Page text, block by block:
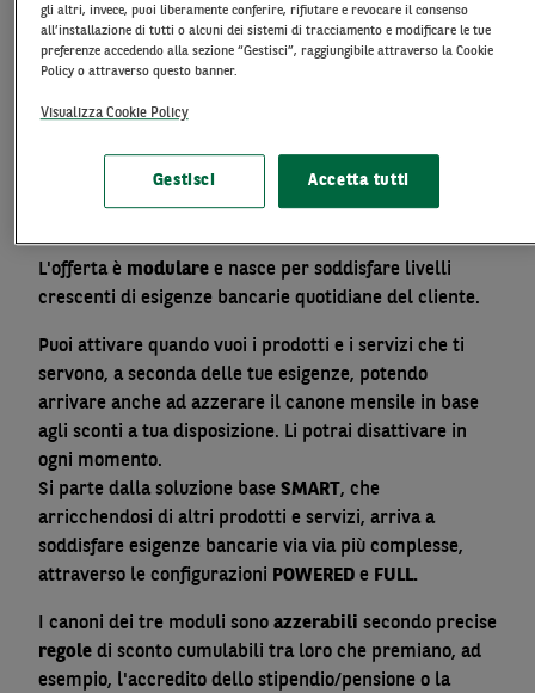
L'offerta è modulare e nasce per soddisfare livelli
crescenti di esigenze bancarie quotidiane del cliente.
Puoi attivare quando vuoi i prodotti e i servizi che ti
servono, a seconda delle tue esigenze, potendo
arrivare anche ad azzerare il canone mensile in base
agli sconti a tua disposizione. Li potrai disattivare in
ogni momento.
Si parte dalla soluzione base SMART, che
arricchendosi di altri prodotti e servizi, arriva a
soddisfare esigenze bancarie via via più complesse,
attraverso le configurazioni POWERED e FULL.
I canoni dei tre moduli sono azzerabili secondo precise
regole di sconto cumulabili tra loro che premiano, ad
esempio, l'accredito dello stipendio/pensione o la
gli altri, invece, puoi liberamente conferire, rifiutare e revocare il consenso
all’installazione di tutti o alcuni dei sistemi di tracciamento e modificare le tue
preferenze accedendo alla sezione “Gestisci”, raggiungibile attraverso la Cookie
Policy o attraverso questo banner.
Visualizza Cookie Policy
Gestisci Accetta tutti